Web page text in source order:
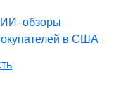
ИИ-обзоры
в США